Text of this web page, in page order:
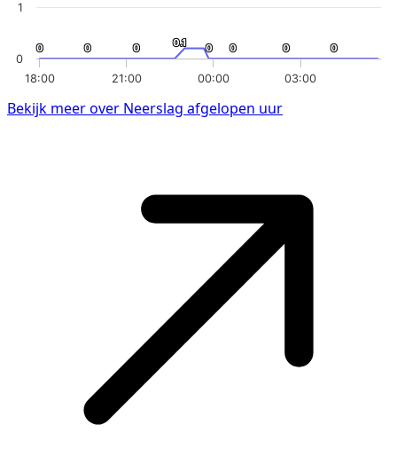
0
0 0
0 0
0 0.1
0.1 0
0 0
0 0
0 0
0
18:00 21:00 00:00 03:00
0
1
Bekijk meer over Neerslag afgelopen uur